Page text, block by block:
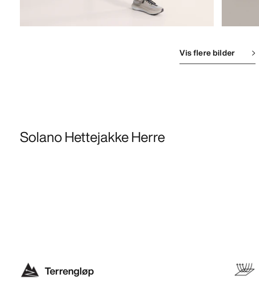
Vis flere bilder
Solano Hettejakke Herre
Terrengløp